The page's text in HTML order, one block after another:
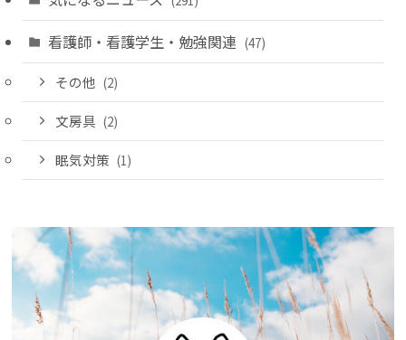
看護師・看護学生・勉強関連 (47)
その他 (2)
文房具 (2)
眠気対策 (1)